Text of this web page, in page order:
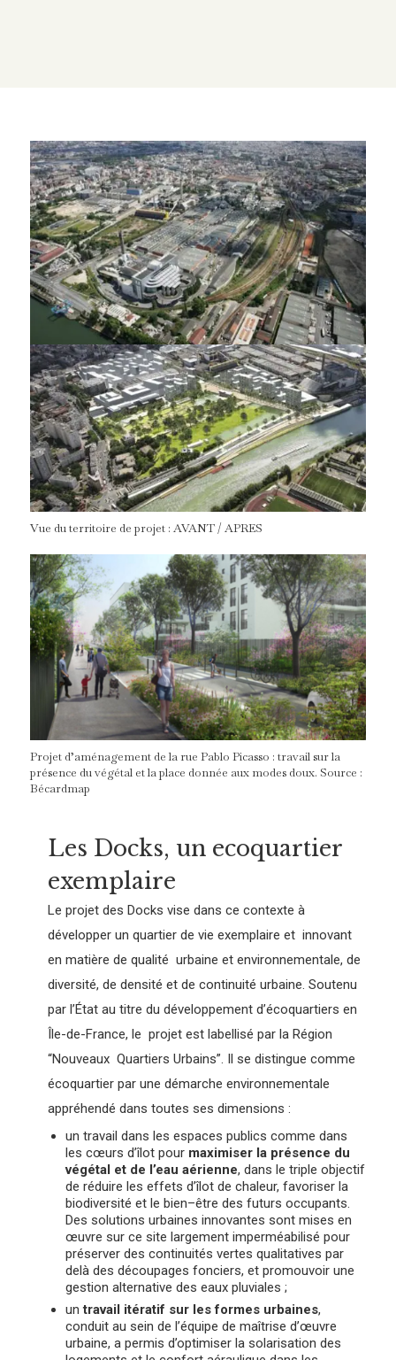
Les Docks, un ecoquartier
exemplaire
Le projet des Docks vise dans ce contexte à
développer un quartier de vie exemplaire et innovant
en matière de qualité urbaine et environnementale, de
diversité, de densité et de continuité urbaine. Soutenu
par l’État au titre du développement d’écoquartiers en
Île-de-France, le projet est labellisé par la Région
“Nouveaux Quartiers Urbains”. Il se distingue comme
écoquartier par une démarche environnementale
appréhendé dans toutes ses dimensions :
un travail dans les espaces publics comme dans
les cœurs d’îlot pour maximiser la présence du
végétal et de l’eau aérienne, dans le triple objectif
de réduire les effets d’îlot de chaleur, favoriser la
biodiversité et le bien–être des futurs occupants.
Des solutions urbaines innovantes sont mises en
œuvre sur ce site largement imperméabilisé pour
préserver des continuités vertes qualitatives par
delà des découpages fonciers, et promouvoir une
gestion alternative des eaux pluviales ;
untravail itératif sur les formes urbaines,
conduit au sein de l’équipe de maîtrise d’œuvre
urbaine, a permis d’optimiser la solarisation des
Vue du territoire de projet : AVANT / APRES
Projet d’aménagement de la rue Pablo Picasso : travail sur la
présence du végétal et la place donnée aux modes doux. Source :
Bécardmap